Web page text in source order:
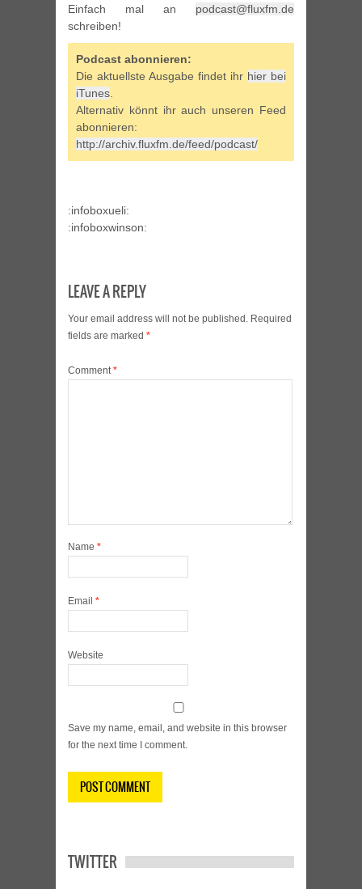
Einfach mal an podcast@fluxfm.de
schreiben!
Podcast abonnieren:
Die aktuellste Ausgabe findet ihr hier bei
iTunes
Alternativ könnt ihr auch unseren Feed
abonnieren:
http://archiv.fluxfm.de/feed/podcast/
:infoboxueli:
:infoboxwinson:
LEAVE A REPLY
Your email address will not be published. Required
fields are marked *
Comment*
Name *
Email *
Website
Save my name, email, and website in this browser
for the next time I comment.
TWITTER